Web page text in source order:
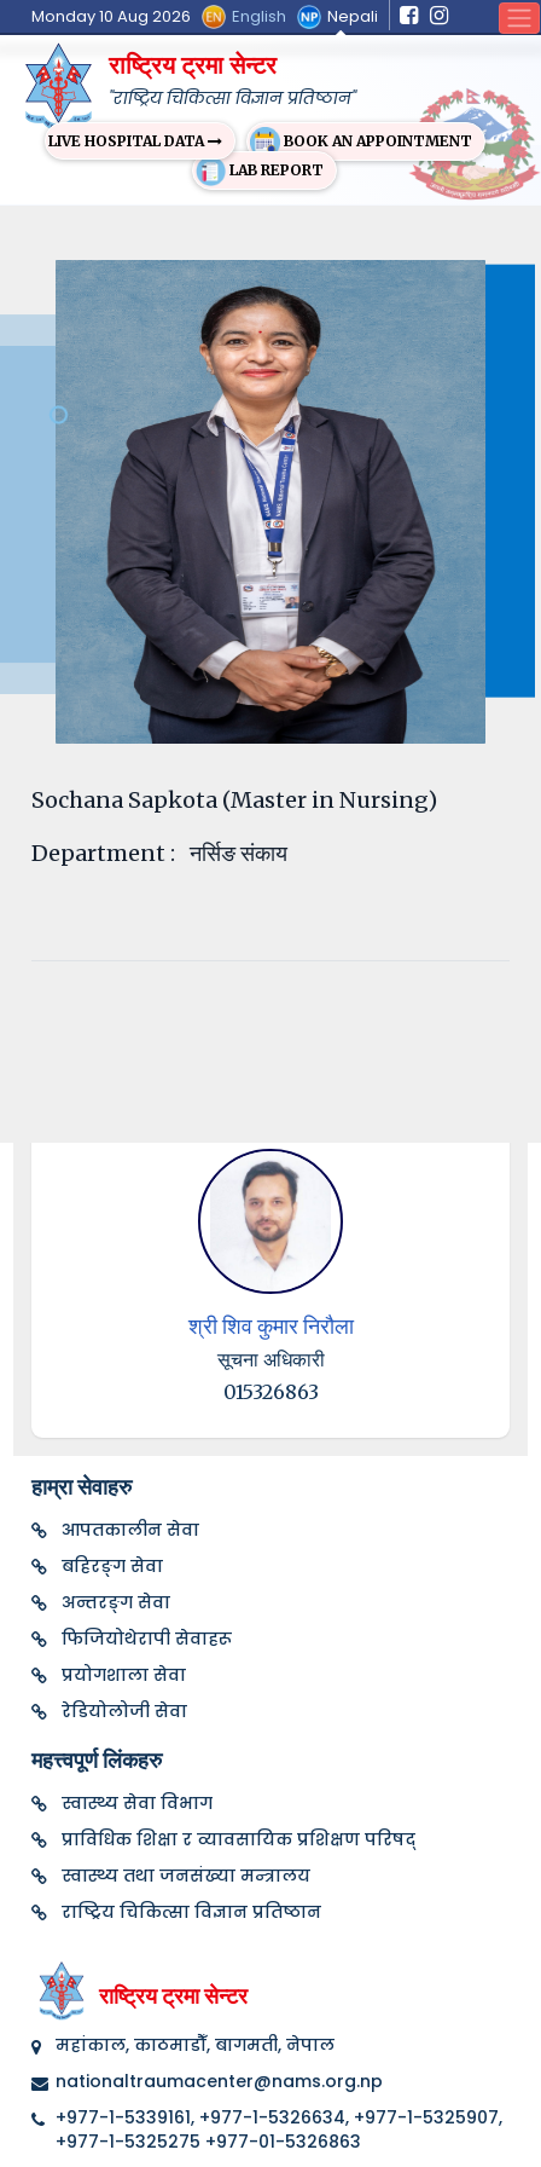
Monday 10 Aug 2026 English Nepali
राष्ट्रिय ट्रमा सेन्टर
"राष्ट्रिय चिकित्सा विज्ञान प्रतिष्ठान"
LIVE HOSPITAL DATA
BOOK AN APPOINTMENT
LAB REPORT
Sochana Sapkota (Master in Nursing)
Department : नर्सिङ संकाय
श्री शिव कुमार निरौला
सूचना अधिकारी
015326863
हाम्रा सेवाहरु
आपतकालीन सेवा
बहिरङ्ग सेवा
अन्तरङ्ग सेवा
फिजियोथेरापी सेवाहरू
प्रयोगशाला सेवा
रेडियोलोजी सेवा
महत्त्वपूर्ण लिंकहरु
स्वास्थ्य सेवा विभाग
प्राविधिक शिक्षा र व्यावसायिक प्रशिक्षण परिषद्
स्वास्थ्य तथा जनसंख्या मन्त्रालय
राष्ट्रिय चिकित्सा विज्ञान प्रतिष्ठान
राष्ट्रिय ट्रमा सेन्टर
महांकाल, काठमाडौँ, बागमती, नेपाल
nationaltraumacenter@nams.org.np
+977-1-5339161, +977-1-5326634, +977-1-5325907,
+977-1-5325275 +977-01-5326863